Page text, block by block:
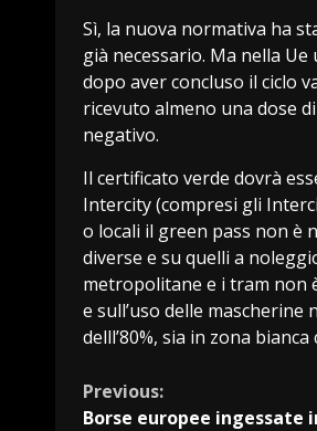
Sì, la nuova normativa ha
già necessario. Ma nella
dopo aver concluso il ciclo
ricevuto almeno una dose
negativo.
Il certificato verde dovrà
Intercity (compresi gli
o locali il green pass non è
diverse e su quelli a
metropolitane e i tram non
e sull’uso delle
delll’80%, sia in zona
Continue
Previous:
Borse europee ingessate